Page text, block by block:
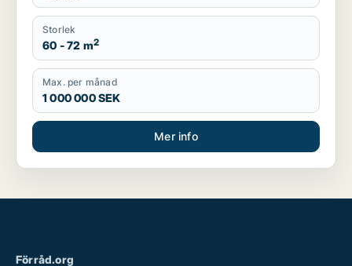
Storlek
60 - 72 m2
Max. per månad
1 000 000 SEK
Mer info
Förråd.org